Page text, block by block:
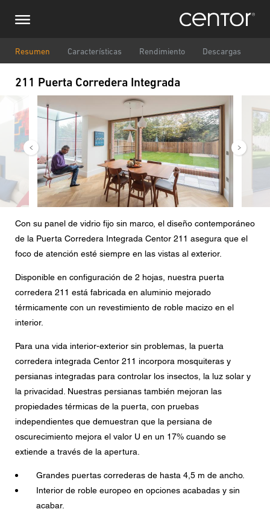
contenido
Resumen Características Rendimiento Descargas
211 Puerta Corredera Integrada
Imagen
Con su panel de vidrio fijo sin marco, el diseño contemporáneo
de la Puerta Corredera Integrada Centor 211 asegura que el
foco de atención esté siempre en las vistas al exterior.
Disponible en configuración de 2 hojas, nuestra puerta
corredera 211 está fabricada en aluminio mejorado
térmicamente con un revestimiento de roble macizo en el
interior.
Para una vida interior-exterior sin problemas, la puerta
corredera integrada Centor 211 incorpora mosquiteras y
persianas integradas para controlar los insectos, la luz solar y
la privacidad. Nuestras persianas también mejoran las
propiedades térmicas de la puerta, con pruebas
independientes que demuestran que la persiana de
oscurecimiento mejora el valor U en un 17% cuando se
extiende a través de la apertura.
Grandes puertas correderas de hasta 4,5 m de ancho.
Interior de roble europeo en opciones acabadas y sin
acabar.
Consulta
Número de teléfono
Correo electrónico
Código postal
Usted es
Mensaje
CAPTCHA
Esta pregunta es para comprobar si usted es un visitante
humano y prevenir envíos de spam automatizado.
Consentimiento para la protección de datos
formulario anterior sean enviados al concesionario
Centor más cercano o a un empleado responsable de
Centor que se pondrá en contacto conmigo a efectos de
mi consulta.
DACH y BeNeLux
América del Norte